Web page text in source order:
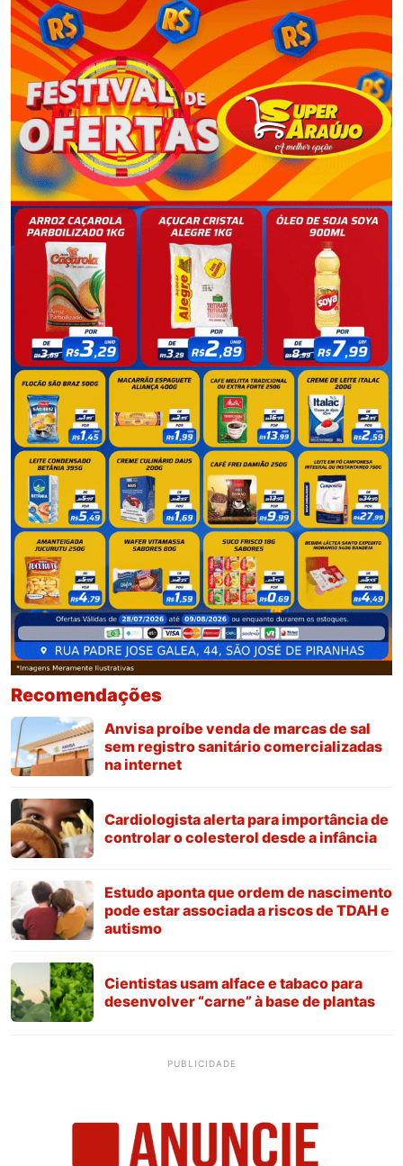
Recomendações
Anvisa proíbe venda de marcas de sal
sem registro sanitário comercializadas
na internet
Cardiologista alerta para importância de
controlar o colesterol desde a infância
Estudo aponta que ordem de nascimento
pode estar associada a riscos de TDAH e
autismo
Cientistas usam alface e tabaco para
desenvolver “carne” à base de plantas
PUBLICIDADE